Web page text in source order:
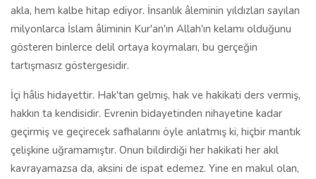
akla, hem kalbe hitap ediyor. İnsanlık âleminin yıldızları sayılan
milyonlarca İslam âliminin Kur'an'ın Allah'ın kelamı olduğunu
gösteren binlerce delil ortaya koymaları, bu gerçeğin
tartışmasız göstergesidir.
İçi hâlis hidayettir. Hak'tan gelmiş, hak ve hakikati ders vermiş,
hakkın ta kendisidir. Evrenin bidayetinden nihayetine kadar
geçirmiş ve geçirecek safhalarını öyle anlatmış ki, hiçbir mantık
çelişkine uğramamıştır. Onun bildirdiği her hakikati her akıl
kavrayamazsa da, aksini de ispat edemez. Yine en makul olan,